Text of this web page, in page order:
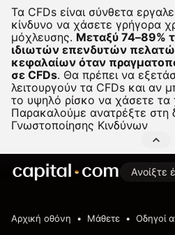
Τα CFDs είναι σύνθετα
κίνδυνο να χάσετε γρήγορα
μόχλευσης. Μεταξύ 74–89%
ιδιωτών επενδυτών
κεφαλαίων όταν
σε CFDs. Θα πρέπει να
λειτουργούν τα CFDs και αν
το υψηλό ρίσκο να χάσετε τα
Παρακαλούμε ανατρέξτε στη
Γνωστοποίησης Κινδύνων
Ανοίξτε
Αρχική οθόνη Μάθετε Οδηγοί